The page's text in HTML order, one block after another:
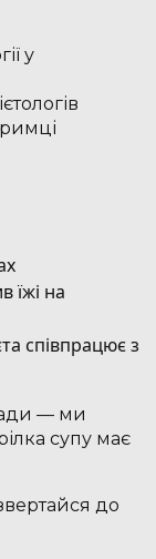
у
їжі на
співпрацює з
— ми
супу має
до